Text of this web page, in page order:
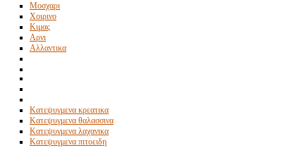
Μοσχαρι
Χοιρινο
Κιμας
Αρνι
Αλλαντικα
Κατεψυγμενα κρεατικα
Κατεψυγμενα θαλασσινα
Κατεψυγμενα λαχανικα
Κατεψυγμενα πιτοειδη